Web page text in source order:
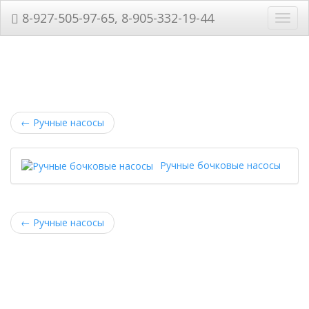
8-927-505-97-65, 8-905-332-19-44
← Ручные насосы
Ручные бочковые насосы
← Ручные насосы